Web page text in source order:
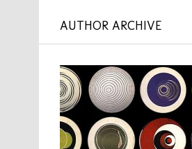
AUTHOR ARCHIVE